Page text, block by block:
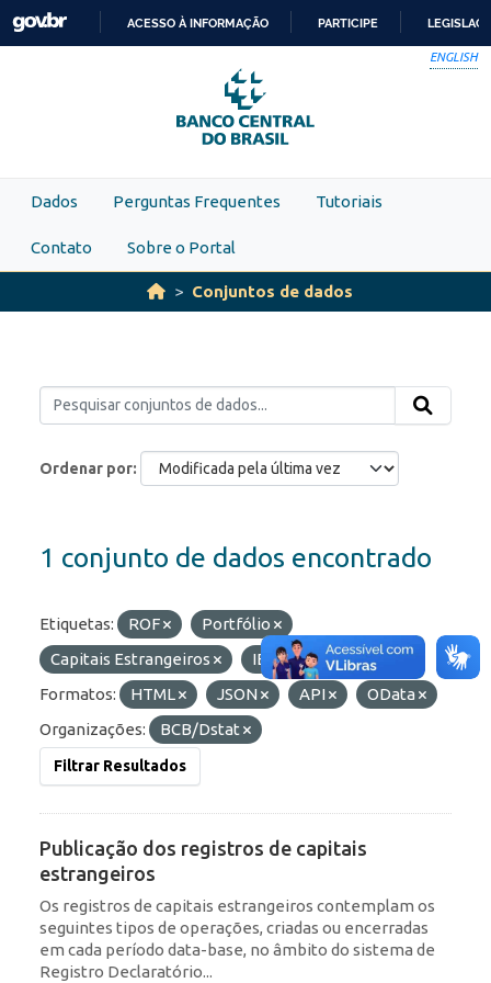
Skip to main content
PARA
O
CONTEÚDO
ACESSO À INFORMAÇÃO PARTICIPE
ENGLISH
Dados Perguntas Frequentes Tutoriais
Contato Sobre o Portal
Conjuntos de dados
Ordenar por
1 conjunto de dados encontrado
Etiquetas: ROF
Portfólio
Capitais Estrangeiros
IED
RDE
Formatos:
HTML JSON API
OData
Organizações:
BCB/Dstat
Filtrar Resultados
Publicação dos registros de capitais
estrangeiros
Os registros de capitais estrangeiros contemplam os
seguintes tipos de operações, criadas ou encerradas
em cada período data-base, no âmbito do sistema de
Registro Declaratório...